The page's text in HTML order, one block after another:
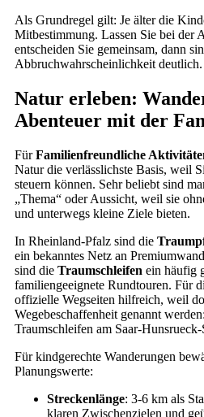
Als Grundregel gilt: Je älter die
Mitbestimmung. Lassen Sie bei der
entscheiden Sie gemeinsam, dann
Abbruchwahrscheinlichkeit deutlich.
Natur erleben:
Abenteuer mit der
FürFamilienfreundliche
Natur die verlässlichste Basis, weil
steuern können. Sehr beliebt sind
„Thema“ oder Aussicht, weil sie
und unterwegs kleine Ziele bieten.
In Rheinland-Pfalz sind die
ein bekanntes Netz an
sind die Traumschleifen ein häufig
familiengeeignete Rundtouren. Für
offizielle Wegseiten hilfreich, weil
Wegebeschaffenheit genannt
Traumschleifen am Saar-Hunsrueck-
Für kindgerechte Wanderungen
Planungswerte:
Streckenlänge: 3-6 km als
klaren Zwischenzielen und